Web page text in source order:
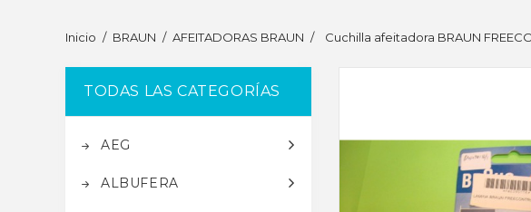
Inicio BRAUN AFEITADORAS BRAUN Cuchilla afeitadora BRAUN
TODAS LAS CATEGORÍAS
AEG
ALBUFERA